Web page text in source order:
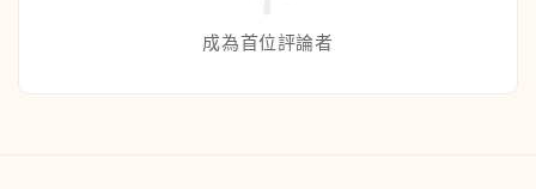
成為首位評論者